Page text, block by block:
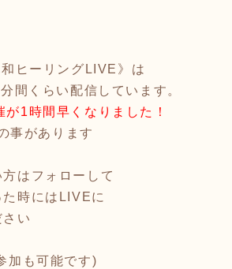
ヒーリングLIVE》は
間くらい配信しています。
1時間早くなりました！
事があります
はフォローして
時にはLIVEに
い
加も可能です)